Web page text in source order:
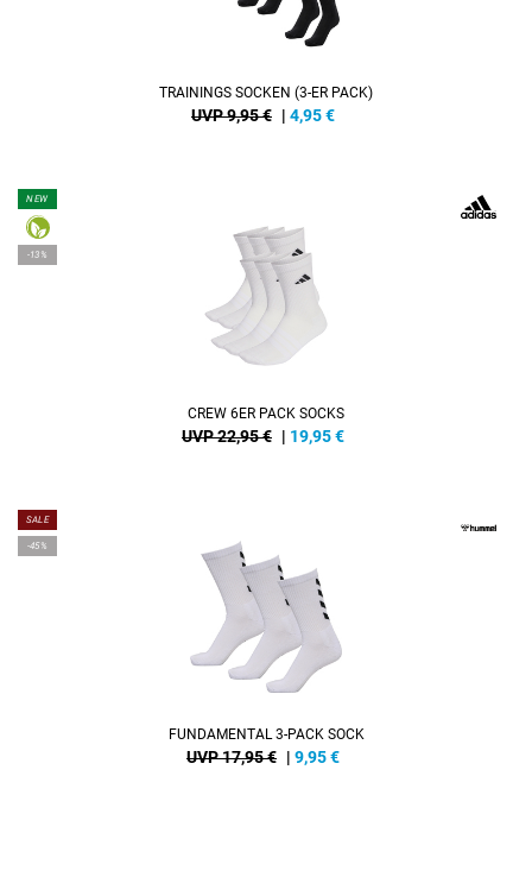
TRAININGS SOCKEN (3-ER PACK)
UVP 9,95 € | 4,95€
NEW
-13%
CREW 6ER PACK SOCKS
UVP 22,95 € | 19,95€
SALE
-45%
FUNDAMENTAL 3-PACK SOCK
UVP 17,95 € | 9,95€